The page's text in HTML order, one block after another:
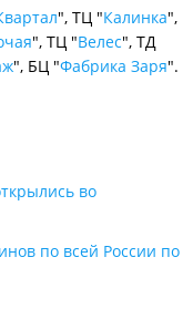
", ТЦ "Калинка",
", ТЦ "Велес", ТД
", БЦ "Фабрика Заря".
во
по всей России по